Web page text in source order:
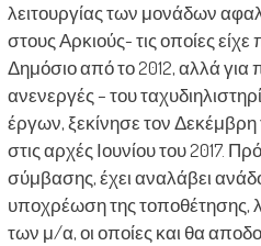
λειτουργίας των μονάδων
στους Αρκιούς- τις οποίες
Δημόσιο από το 2012, αλλά
ανενεργές – του
έργων, ξεκίνησε τον
στις αρχές Ιουνίου του 2017.
σύμβασης, έχει αναλάβει
υποχρέωση της τοποθέτησης,
των μ/α, οι οποίες και θα